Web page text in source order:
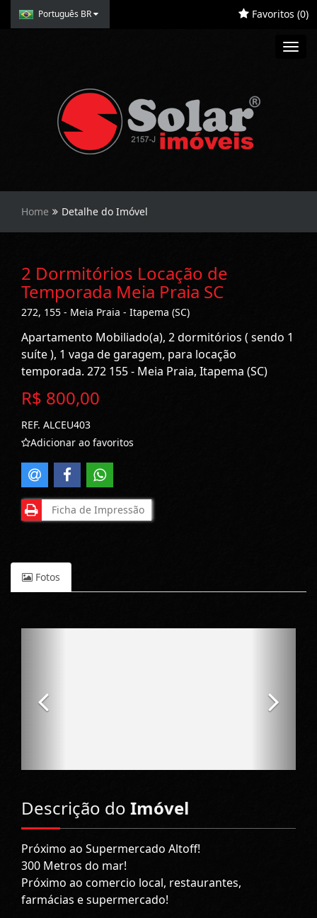
Português BR Favoritos (0)
Home Detalhe do Imóvel
2 Dormitórios Locação de
Temporada Meia Praia SC
272, 155 - Meia Praia - Itapema (SC)
Apartamento Mobiliado(a), 2 dormitórios ( sendo 1
suíte ), 1 vaga de garagem, para locação
temporada. 272 155 - Meia Praia, Itapema (SC)
R$ 800,00
REF. ALCEU403
Adicionar ao favoritos
Ficha de Impressão
Fotos
Descrição do Imóvel
Próximo ao Supermercado Altoff!
300 Metros do mar!
Próximo ao comercio local, restaurantes,
farmácias e supermercado!